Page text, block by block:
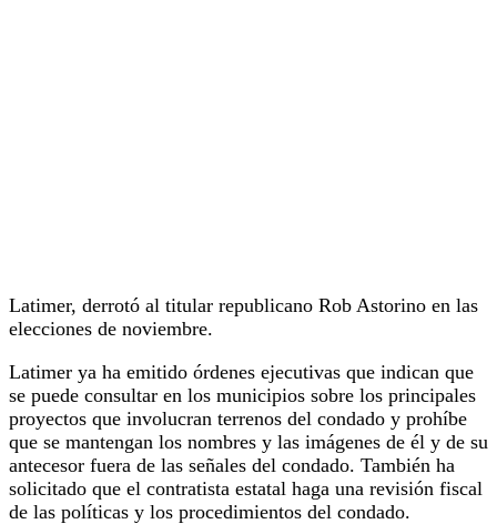
Latimer, derrotó al titular republicano Rob Astorino en las
elecciones de noviembre.
Latimer ya ha emitido órdenes ejecutivas que indican que
se puede consultar en los municipios sobre los principales
proyectos que involucran terrenos del condado y prohíbe
que se mantengan los nombres y las imágenes de él y de su
antecesor fuera de las señales del condado. También ha
solicitado que el contratista estatal haga una revisión fiscal
de las políticas y los procedimientos del condado.